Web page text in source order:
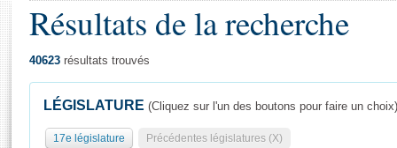
Général
Résultats de la recherche
40623 résultats trouvés
LÉGISLATURE (Cliquez sur l'un des boutons pour faire un choix)
17e législature Précédentes législatures (X)